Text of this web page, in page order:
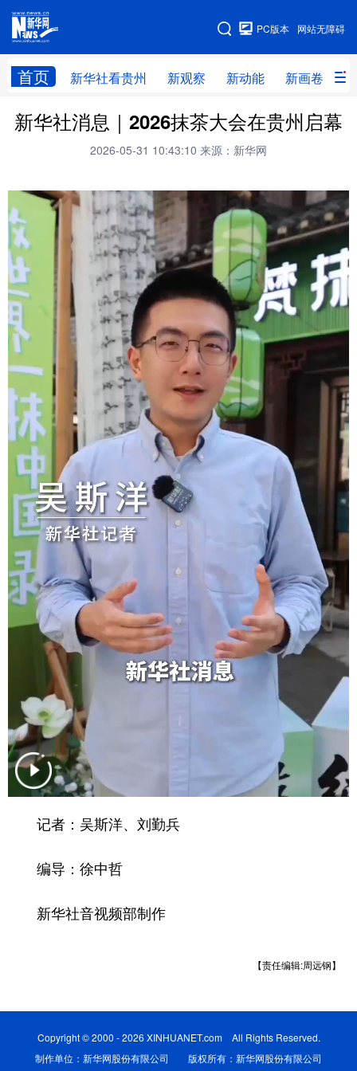
网站无障碍
PC版本
首页 新华社看贵州 新观察 新动能 新画卷
网站地图
新华社看贵州 新观察 新动能 新画卷
贵州领导 人事
专题 访谈 直播 视频
畅游贵州 数字贵州 律动贵州 健康贵州
光影贵州 部门之窗 县区直达 企业速递
融媒联播 贵阳 遵义 安顺
毕节 铜仁 黔东南
黔西南
地方频道
北京
辽宁 吉林 江苏
浙江 安徽 江西
湖南
广东 广西 重庆
四川 贵州 云南 西藏
陕西 甘肃 青海 宁夏
新疆 内蒙古 黑龙江
多语种频道
English
Русский язык
新华社消息｜2026抹茶大会在贵州启幕
2026-05-31 10:43:10 来源：新华网
记者：吴斯洋、刘勤兵
编导：徐中哲
新华社音视频部制作
【责任编辑:周远钢】
Copyright © 2000 - 2026 XINHUANET.com All Rights Reserved.
制作单位：新华网股份有限公司 版权所有：新华网股份有限公司